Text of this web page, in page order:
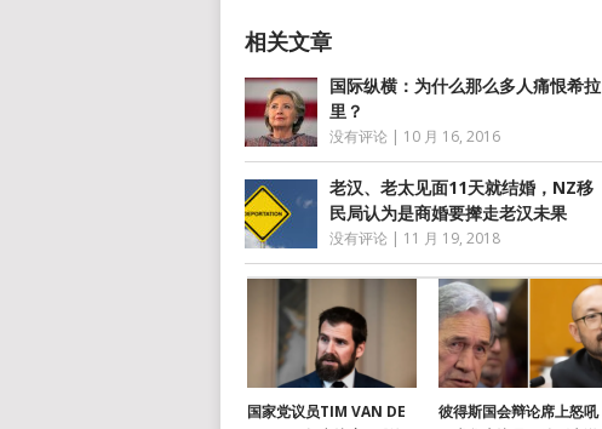
国际纵横：为什么那么多人痛恨希拉
里？
没有评论 | 10 月 16, 2016
老汉、老太见面11天就结婚，NZ移
民局认为是商婚要撵走老汉未果
没有评论 | 11 月 19, 2018
国家党议员TIM VAN DE
彼得斯国会辩论席上怒吼